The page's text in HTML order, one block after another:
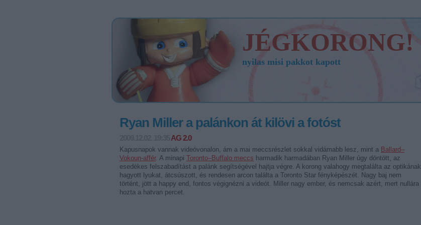
JÉGKORONG!
nyilas misi pakkot kapott
Ryan Miller a palánkon át kilövi a fotóst
AG 2.0
Kapusnapok vannak videóvonalon, ám a mai meccsrészlet sokkal vidámabb lesz, mint a Ballard–
Vokoun-affér. A minapi Toronto–Buffalo meccs harmadik harmadában Ryan Miller úgy döntött, az
esedékes felszabadítást a palánk segítségével hajtja végre. A korong valahogy megtalálta az optikának
hagyott lyukat, átcsúszott, és rendesen arcon találta a Toronto Star fényképészét. Nagy baj nem
történt, jött a happy end, fontos végignézni a videót. Miller nagy ember, és nemcsak azért, mert nullára
hozta a hatvan percet.